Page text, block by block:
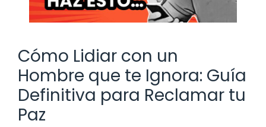
Cómo Lidiar con un
Hombre que te Ignora: Guía
Definitiva para Reclamar tu
Paz